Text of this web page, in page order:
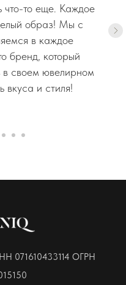
что-то еще. Каждое
образ! Мы с
в каждое
бренд, который
в своем ювелирном
вкуса и стиля!
071610433114 ОГРН